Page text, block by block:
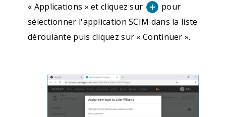
« Applications » et cliquez sur
pour
sélectionner l'application SCIM dans la liste
déroulante puis cliquez sur « Continuer ».